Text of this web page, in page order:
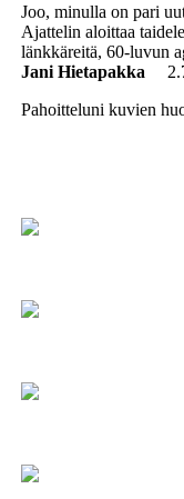
Joo, minulla on pari
Ajattelin aloittaa
länkkäreitä, 60-luvun
Jani Hietapakka
Pahoitteluni kuvien